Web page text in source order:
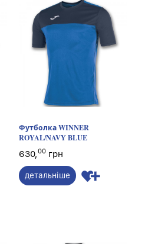
Футболка WINNER
ROYAL/NAVY BLUE
630,00 грн
детальніше